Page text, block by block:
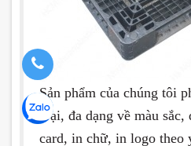
Sản phẩm của chúng tôi
loại, đa dạng về màu sắc,
card, in chữ, in logo theo